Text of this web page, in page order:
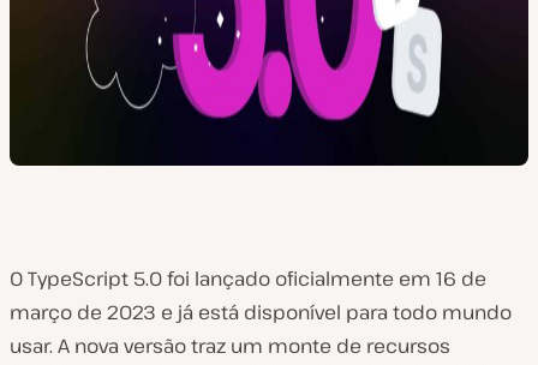
O TypeScript 5.0 foi lançado oficialmente em 16 de
março de 2023 e já está disponível para todo mundo
usar. A nova versão traz um monte de recursos